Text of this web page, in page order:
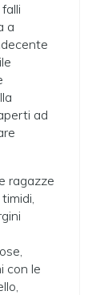
a
ad
ragazze
con le